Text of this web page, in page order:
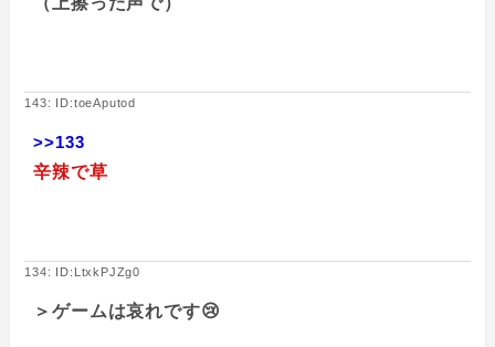
143: ID:toeAputod
>>133
辛辣で草
134: ID:LtxkPJZg0
＞ゲームは哀れです😢